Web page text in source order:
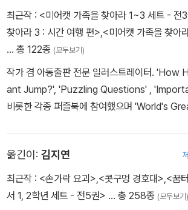
최근작 : <미어캣 가족을 찾아라 1~3 세트 - 전
찾아라 3 : 시간 여행 편>,<미어캣 가족을 찾아
… 총 122종 (모두보기)
작가 겸 아동출판 전문 일러스트레이터. 'How High Can an Eleph
ant Jump?', 'Puzzling Questions' ,
비롯한 각종 퍼즐북에 참여했으며 'World's
옮긴이: 김지연
최근작 : <손가락 요괴>,<콧구멍 경호대>,<꿈
서 1, 2학년 세트 - 전5권> … 총 258종 (모두보기)